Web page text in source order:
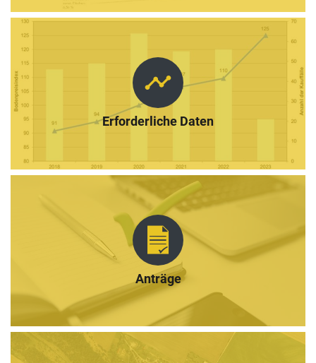
timeline
Erforderliche Daten
Anträge